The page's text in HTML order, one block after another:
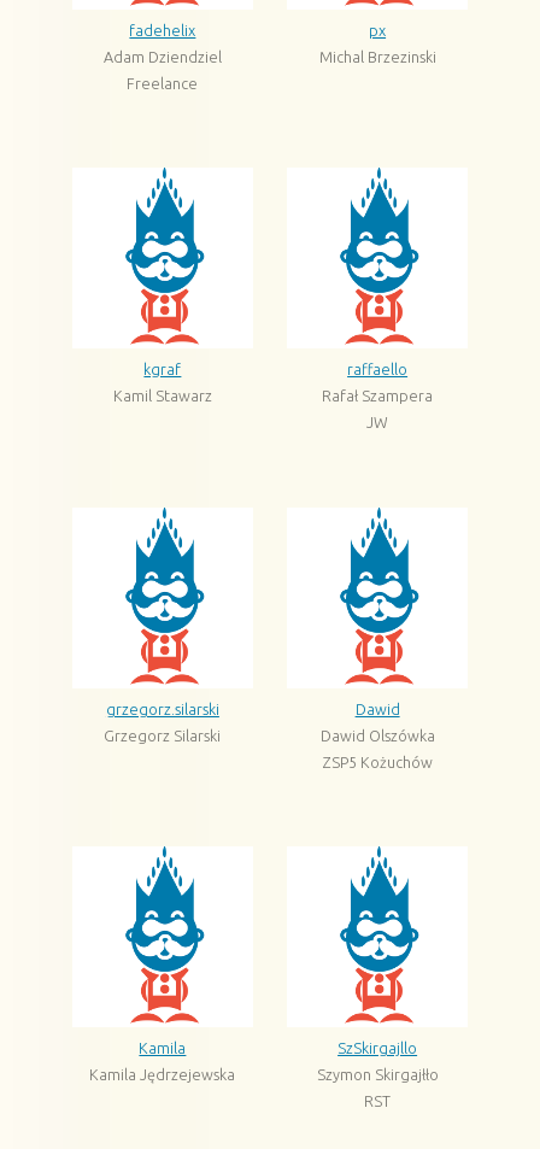
fadehelix
Adam Dziendziel
Freelance
px
Michal Brzezinski
kgraf
Kamil Stawarz
raffaello
Rafał Szampera
JW
grzegorz.silarski
Grzegorz Silarski
Dawid
Dawid Olszówka
ZSP5 Kożuchów
Kamila
Kamila Jędrzejewska
SzSkirgajllo
Szymon Skirgajłło
RST